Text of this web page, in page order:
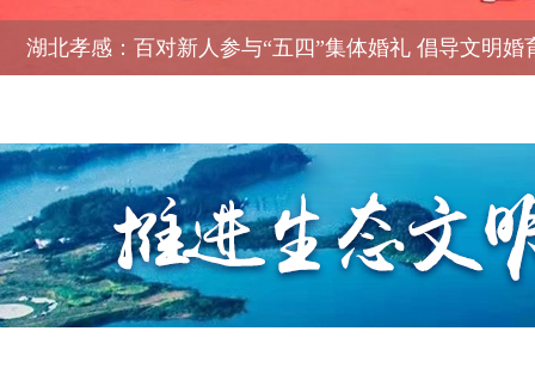
湖北孝感：百对新人参与“五四”集体婚礼 倡导文明婚